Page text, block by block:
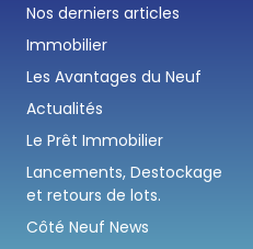
Nos derniers articles
Immobilier
Les Avantages du Neuf
Actualités
Le Prêt Immobilier
Lancements, Destockage
et retours de lots.
Côté Neuf News